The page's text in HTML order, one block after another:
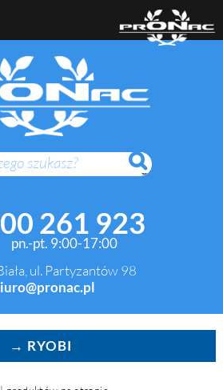
SZUKAJ
261 923
pn.-pt. 9:00-17:00
ul. Partyzantów 98
→ RYOBI